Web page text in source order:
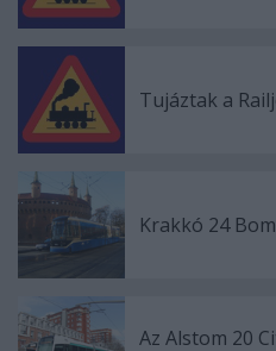
Tujáztak a
Krakkó 24
Az Alstom 20